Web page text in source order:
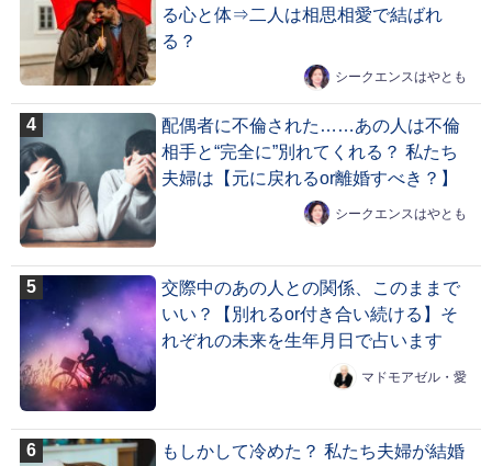
る心と体⇒二人は相思相愛で結ばれ
る？
シークエンスはやとも
配偶者に不倫された……あの人は不倫
相手と“完全に”別れてくれる？ 私たち
夫婦は【元に戻れるor離婚すべき？】
シークエンスはやとも
交際中のあの人との関係、このままで
いい？【別れるor付き合い続ける】そ
れぞれの未来を生年月日で占います
マドモアゼル・愛
もしかして冷めた？ 私たち夫婦が結婚